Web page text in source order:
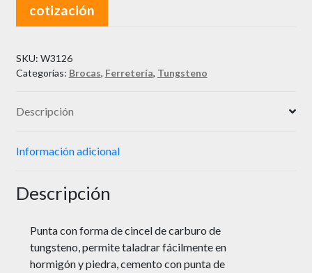
cotización
SKU: W3126
Categorías: Brocas, Ferretería, Tungsteno
Descripción
Información adicional
Descripción
Punta con forma de cincel de carburo de
tungsteno, permite taladrar fácilmente en
hormigón y piedra, cemento con punta de